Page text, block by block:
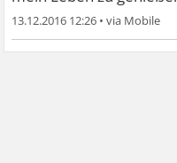
13.12.2016 12:26 •